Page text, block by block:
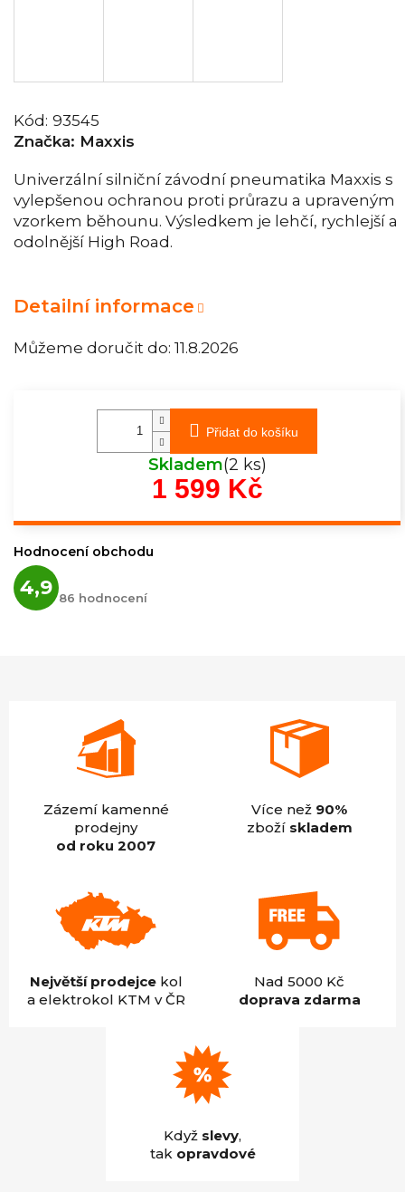
Kód: 93545
Značka: Maxxis
Můžeme doručit do: 11.8.2026
Univerzální silniční závodní pneumatika Maxxis s
vylepšenou ochranou proti průrazu a upraveným
vzorkem běhounu. Výsledkem je lehčí, rychlejší a
odolnější High Road.
Detailní informace
Přidat do košíku
Skladem(2 ks)
1 599 KčMěrná
Hodnocení obchodu
4,9 hodnocení
obchodu
86 hodnocení
Zázemí kamenné
prodejny
od roku 2007
Více než 90%
zboží skladem
Největší prodejcekol
a elektrokol KTM v ČR
Nad 5000 Kč
doprava zdarma
Když slevy,
tak opravdové